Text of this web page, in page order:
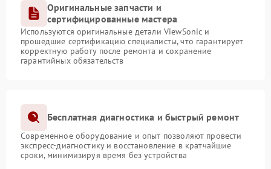
Оригинальные запчасти и
сертифицированные мастера
Используются оригинальные детали ViewSonic и
прошедшие сертификацию специалисты, что гарантирует
корректную работу после ремонта и сохранение
гарантийных обязательств
Бесплатная диагностика и быстрый ремонт
Современное оборудование и опыт позволяют провести
экспресс-диагностику и восстановление в кратчайшие
сроки, минимизируя время без устройства